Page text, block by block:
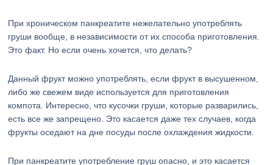
При хроническом панкреатите нежелательно употреблять
груши вообще, в независимости от их способа приготовления.
Это факт. Но если очень хочется, что делать?
Данный фрукт можно употреблять, если фрукт в высушенном,
либо же свежем виде используется для приготовления
компота. Интересно, что кусочки груши, которые разварились,
есть все же запрещено. Это касается даже тех случаев, когда
фрукты оседают на дне посуды после охлаждения жидкости.
При панкреатите употребление груш опасно, и это касается